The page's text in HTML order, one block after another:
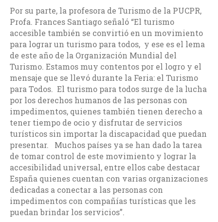
Por su parte, la profesora de Turismo de la PUCPR,
Profa. Frances Santiago señaló “El turismo
accesible también se convirtió en un movimiento
para lograr un turismo para todos, y ese es el lema
de este año de la Organización Mundial del
Turismo. Estamos muy contentos por el logro y el
mensaje que se llevó durante la Feria: el Turismo
para Todos. El turismo para todos surge de la lucha
por los derechos humanos de las personas con
impedimentos, quienes también tienen derecho a
tener tiempo de ocio y disfrutar de servicios
turísticos sin importar la discapacidad que puedan
presentar. Muchos países ya se han dado la tarea
de tomar control de este movimiento y lograr la
accesibilidad universal, entre ellos cabe destacar
España quienes cuentan con varias organizaciones
dedicadas a conectar a las personas con
impedimentos con compañías turísticas que les
puedan brindar los servicios”.